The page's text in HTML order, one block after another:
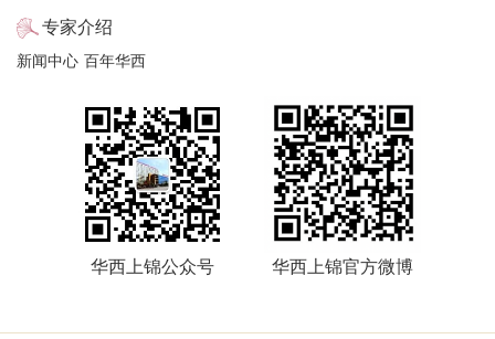
专家介绍
新闻中心 百年华西
华西上锦公众号 华西上锦官方微博